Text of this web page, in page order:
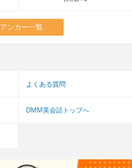
アンカー一覧
よくある質問
DMM英会話トップへ